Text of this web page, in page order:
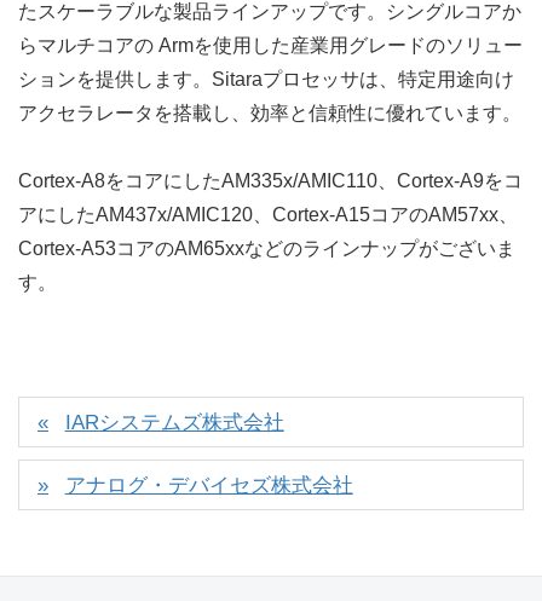
たスケーラブルな製品ラインアップです。シングルコアか
らマルチコアの Armを使用した産業用グレードのソリュー
ションを提供します。Sitaraプロセッサは、特定用途向け
アクセラレータを搭載し、効率と信頼性に優れています。
Cortex-A8をコアにしたAM335x/AMIC110、Cortex-A9をコ
アにしたAM437x/AMIC120、Cortex-A15コアのAM57xx、
Cortex-A53コアのAM65xxなどのラインナップがございま
す。
IARシステムズ株式会社
アナログ・デバイセズ株式会社